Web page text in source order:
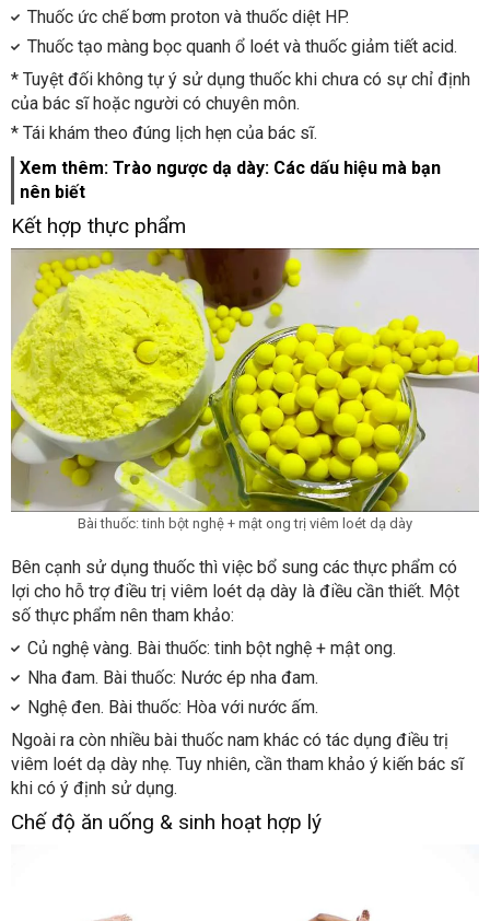
Thuốc ức chế bơm proton và thuốc diệt HP.
Thuốc tạo màng bọc quanh ổ loét và thuốc giảm tiết acid.
* Tuyệt đối không tự ý sử dụng thuốc khi chưa có sự chỉ định
của bác sĩ hoặc người có chuyên môn.
* Tái khám theo đúng lịch hẹn của bác sĩ.
Xem thêm: Trào ngược dạ dày: Các dấu hiệu mà bạn
nên biết
Kết hợp thực phẩm
Bài thuốc: tinh bột nghệ + mật ong trị viêm loét dạ dày
Bên cạnh sử dụng thuốc thì việc bổ sung các thực phẩm có
lợi cho hỗ trợ điều trị viêm loét dạ dày là điều cần thiết. Một
số thực phẩm nên tham khảo:
Củ nghệ vàng. Bài thuốc: tinh bột nghệ + mật ong.
Nha đam. Bài thuốc: Nước ép nha đam.
Nghệ đen. Bài thuốc: Hòa với nước ấm.
Ngoài ra còn nhiều bài thuốc nam khác có tác dụng điều trị
viêm loét dạ dày nhẹ. Tuy nhiên, cần tham khảo ý kiến bác sĩ
khi có ý định sử dụng.
Chế độ ăn uống & sinh hoạt hợp lý